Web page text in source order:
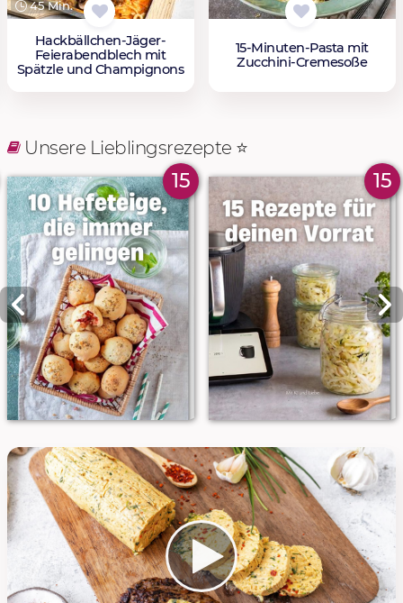
45 Min.
Hackbällchen-Jäger-
Feierabendblech mit
Spätzle und Champignons
15-Minuten-Pasta mit
Zucchini-Cremesoße
Unsere Lieblingsrezepte ⭐️
15 15